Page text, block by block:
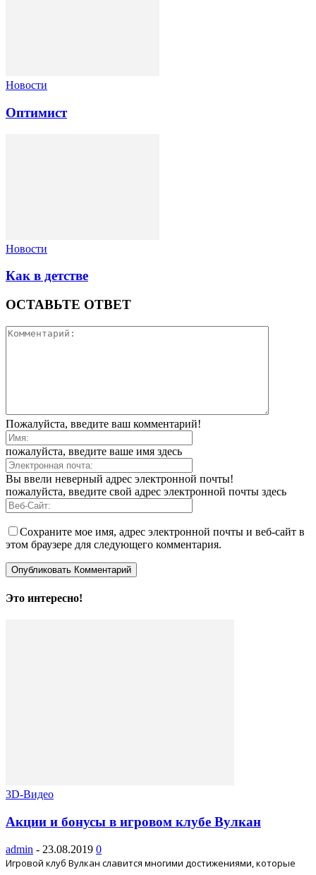
Новости
Оптимист
Новости
Как в детстве
ОСТАВЬТЕ ОТВЕТ
Пожалуйста, введите ваш комментарий!
пожалуйста, введите ваше имя здесь
Вы ввели неверный адрес электронной почты!
пожалуйста, введите свой адрес электронной почты здесь
Сохраните мое имя, адрес электронной почты и веб-сайт в
этом браузере для следующего комментария.
Это интересно!
3D-Видео
Акции и бонусы в игровом клубе Вулкан
admin - 23.08.2019 0
Игровой клуб Вулкан славится многими достижениями, которые